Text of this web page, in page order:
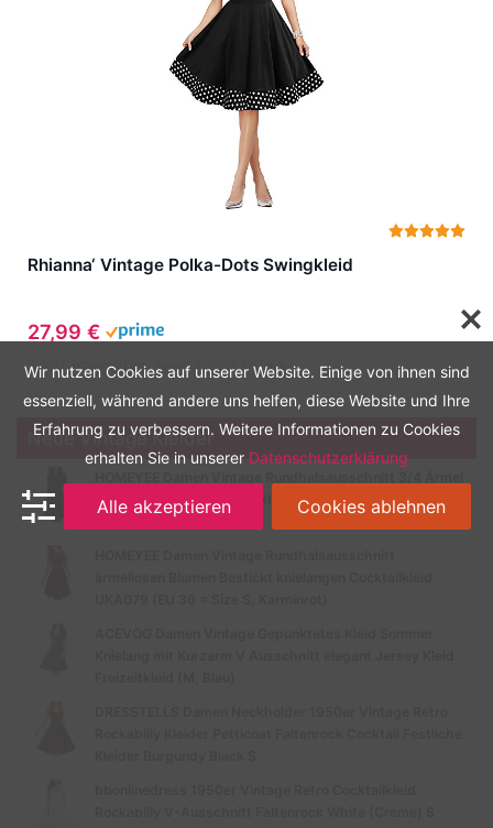
Rhianna‘ Vintage Polka-Dots Swingkleid
27,99 €
Zuletzt aktualisiert am: August 6, 2026 1:57 a.m.
Neue Vintage Kleider
Retro Knielanges Cocktailkleid A135 (EU 40 = Size L,
Wir nutzen Cookies auf unserer Website. Einige von ihnen sind
essenziell, während andere uns helfen, diese Website und Ihre
Erfahrung zu verbessern. Weitere Informationen zu Cookies
erhalten Sie in unserer Datenschutzerklärung
Alle akzeptieren Cookies ablehnen